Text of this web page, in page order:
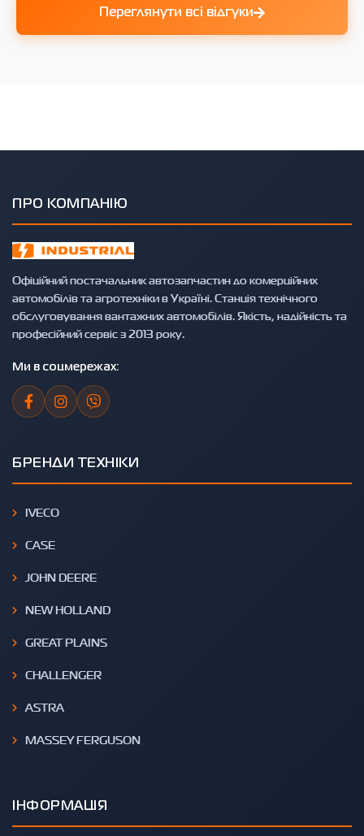
Переглянути всі відгуки
ПРО КОМПАНІЮ
Офіційний постачальник автозапчастин до комерційних
автомобілів та агротехніки в Україні. Станція технічного
обслуговування вантажних автомобілів. Якість, надійність та
професійний сервіс з 2013 року.
Ми в соцмережах:
БРЕНДИ ТЕХНІКИ
IVECO
CASE
JOHN DEERE
NEW HOLLAND
GREAT PLAINS
CHALLENGER
ASTRA
MASSEY FERGUSON
ІНФОРМАЦІЯ